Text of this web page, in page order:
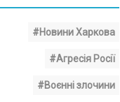
#Новини Харкова
#Агресія Росії
#Воєнні злочини